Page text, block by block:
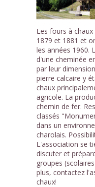
Les fours à
1879 et 1881 et
les années 1960.
d'une cheminée
par leur
pierre calcaire y
chaux
agricole. La
chemin de fer.
classés
dans un
charolais.
L'association se
discuter et
groupes
plus, contactez
chaux!